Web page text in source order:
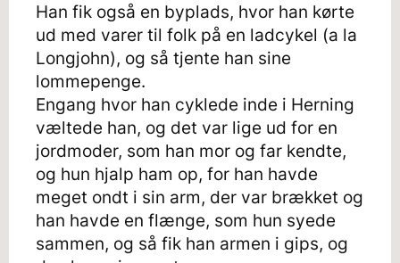
Han fik også en byplads, hvor han kørte
ud med varer til folk på en ladcykel (a la
Longjohn), og så tjente han sine
lommepenge.
Engang hvor han cyklede inde i Herning
væltede han, og det var lige ud for en
jordmoder, som han mor og far kendte,
og hun hjalp ham op, for han havde
meget ondt i sin arm, der var brækket og
han havde en flænge, som hun syede
sammen, og så fik han armen i gips, og